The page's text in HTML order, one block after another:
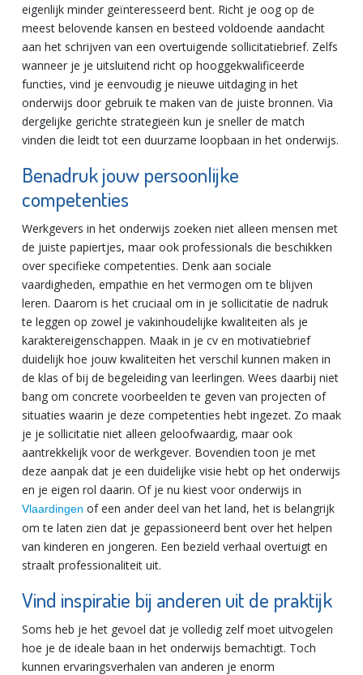
eigenlijk minder geïnteresseerd bent. Richt je oog op de
meest belovende kansen en besteed voldoende aandacht
aan het schrijven van een overtuigende sollicitatiebrief. Zelfs
wanneer je je uitsluitend richt op hooggekwalificeerde
functies, vind je eenvoudig je nieuwe uitdaging in het
onderwijs door gebruik te maken van de juiste bronnen. Via
dergelijke gerichte strategieën kun je sneller de match
vinden die leidt tot een duurzame loopbaan in het onderwijs.
Benadruk jouw persoonlijke
competenties
Werkgevers in het onderwijs zoeken niet alleen mensen met
de juiste papiertjes, maar ook professionals die beschikken
over specifieke competenties. Denk aan sociale
vaardigheden, empathie en het vermogen om te blijven
leren. Daarom is het cruciaal om in je sollicitatie de nadruk
te leggen op zowel je vakinhoudelijke kwaliteiten als je
karaktereigenschappen. Maak in je cv en motivatiebrief
duidelijk hoe jouw kwaliteiten het verschil kunnen maken in
de klas of bij de begeleiding van leerlingen. Wees daarbij niet
bang om concrete voorbeelden te geven van projecten of
situaties waarin je deze competenties hebt ingezet. Zo maak
je je sollicitatie niet alleen geloofwaardig, maar ook
aantrekkelijk voor de werkgever. Bovendien toon je met
deze aanpak dat je een duidelijke visie hebt op het onderwijs
en je eigen rol daarin. Of je nu kiest voor onderwijs in
Vlaardingen of een ander deel van het land, het is belangrijk
om te laten zien dat je gepassioneerd bent over het helpen
van kinderen en jongeren. Een bezield verhaal overtuigt en
straalt professionaliteit uit.
Vind inspiratie bij anderen uit de praktijk
Soms heb je het gevoel dat je volledig zelf moet uitvogelen
hoe je de ideale baan in het onderwijs bemachtigt. Toch
kunnen ervaringsverhalen van anderen je enorm